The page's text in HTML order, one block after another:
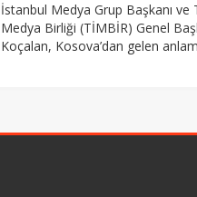
İstanbul Medya Grup Başkanı
Medya Birliği (TİMBİR) Genel
Koçalan, Kosova’dan gelen